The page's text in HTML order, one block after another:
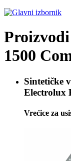
Proizvodi
1500
Sintetičke
Electrolux
Vrećice za